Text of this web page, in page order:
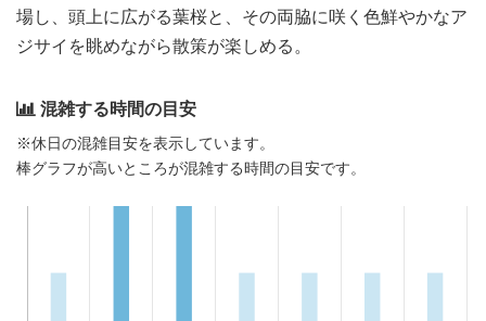
場し、頭上に広がる葉桜と、その両脇に咲く色鮮やかなア
ジサイを眺めながら散策が楽しめる。
混雑する時間の目安
※休日の混雑目安を表示しています。
棒グラフが高いところが混雑する時間の目安です。